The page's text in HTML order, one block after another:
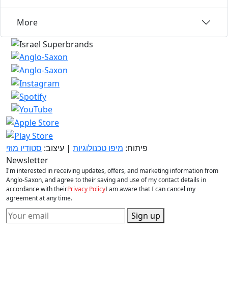
More
פיתוח: מיפו טכנולוגיות | עיצוב: סטודיו מוזי
Newsletter
I'm interested in receiving updates, offers, and marketing information from
Anglo-Saxon, and agree to their saving and use of my contact details in
accordance with theirPrivacy PolicyI am aware that I can cancel my
agreement at any time.
Sign up